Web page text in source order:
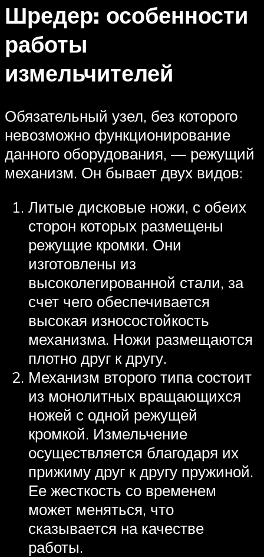
Шредер: особенности
работы
измельчителей
Обязательный узел, без которого
невозможно функционирование
данного оборудования, — режущий
механизм. Он бывает двух видов:
Литые дисковые ножи, с обеих
сторон которых размещены
режущие кромки. Они
изготовлены из
высоколегированной стали, за
счет чего обеспечивается
высокая износостойкость
механизма. Ножи размещаются
плотно друг к другу.
Механизм второго типа состоит
из монолитных вращающихся
ножей с одной режущей
кромкой. Измельчение
осуществляется благодаря их
прижиму друг к другу пружиной.
Ее жесткость со временем
может меняться, что
сказывается на качестве
работы.